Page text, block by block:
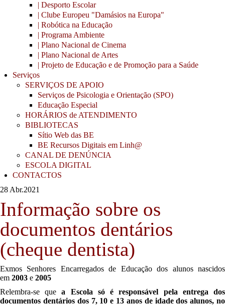
| Desporto Escolar
| Clube Europeu "Damásios na Europa"
| Robótica na Educação
| Programa Ambiente
| Plano Nacional de Cinema
| Plano Nacional de Artes
| Projeto de Educação e de Promoção para a Saúde
Serviços
SERVIÇOS DE APOIO
Serviços de Psicologia e Orientação (SPO)
Educação Especial
HORÁRIOS de ATENDIMENTO
BIBLIOTECAS
Sítio Web das BE
BE Recursos Digitais em Linh@
CANAL DE DENÚNCIA
ESCOLA DIGITAL
CONTACTOS
28 Abr.2021
Informação sobre os
documentos dentários
(cheque dentista)
Exmos Senhores Encarregados de Educação dos alunos nascidos
em 2003 e 2005
Relembra-se que a Escola só é responsável pela entrega dos
documentos dentários dos 7, 10 e 13 anos de idade dos alunos, no